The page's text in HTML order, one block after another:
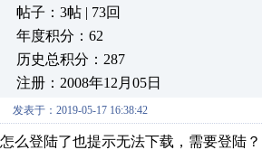
帖子：3帖 | 73回
年度积分：62
历史总积分：287
注册：2008年12月05日
发表于：2019-05-17 16:38:42
怎么登陆了也提示无法下载，需要登陆？